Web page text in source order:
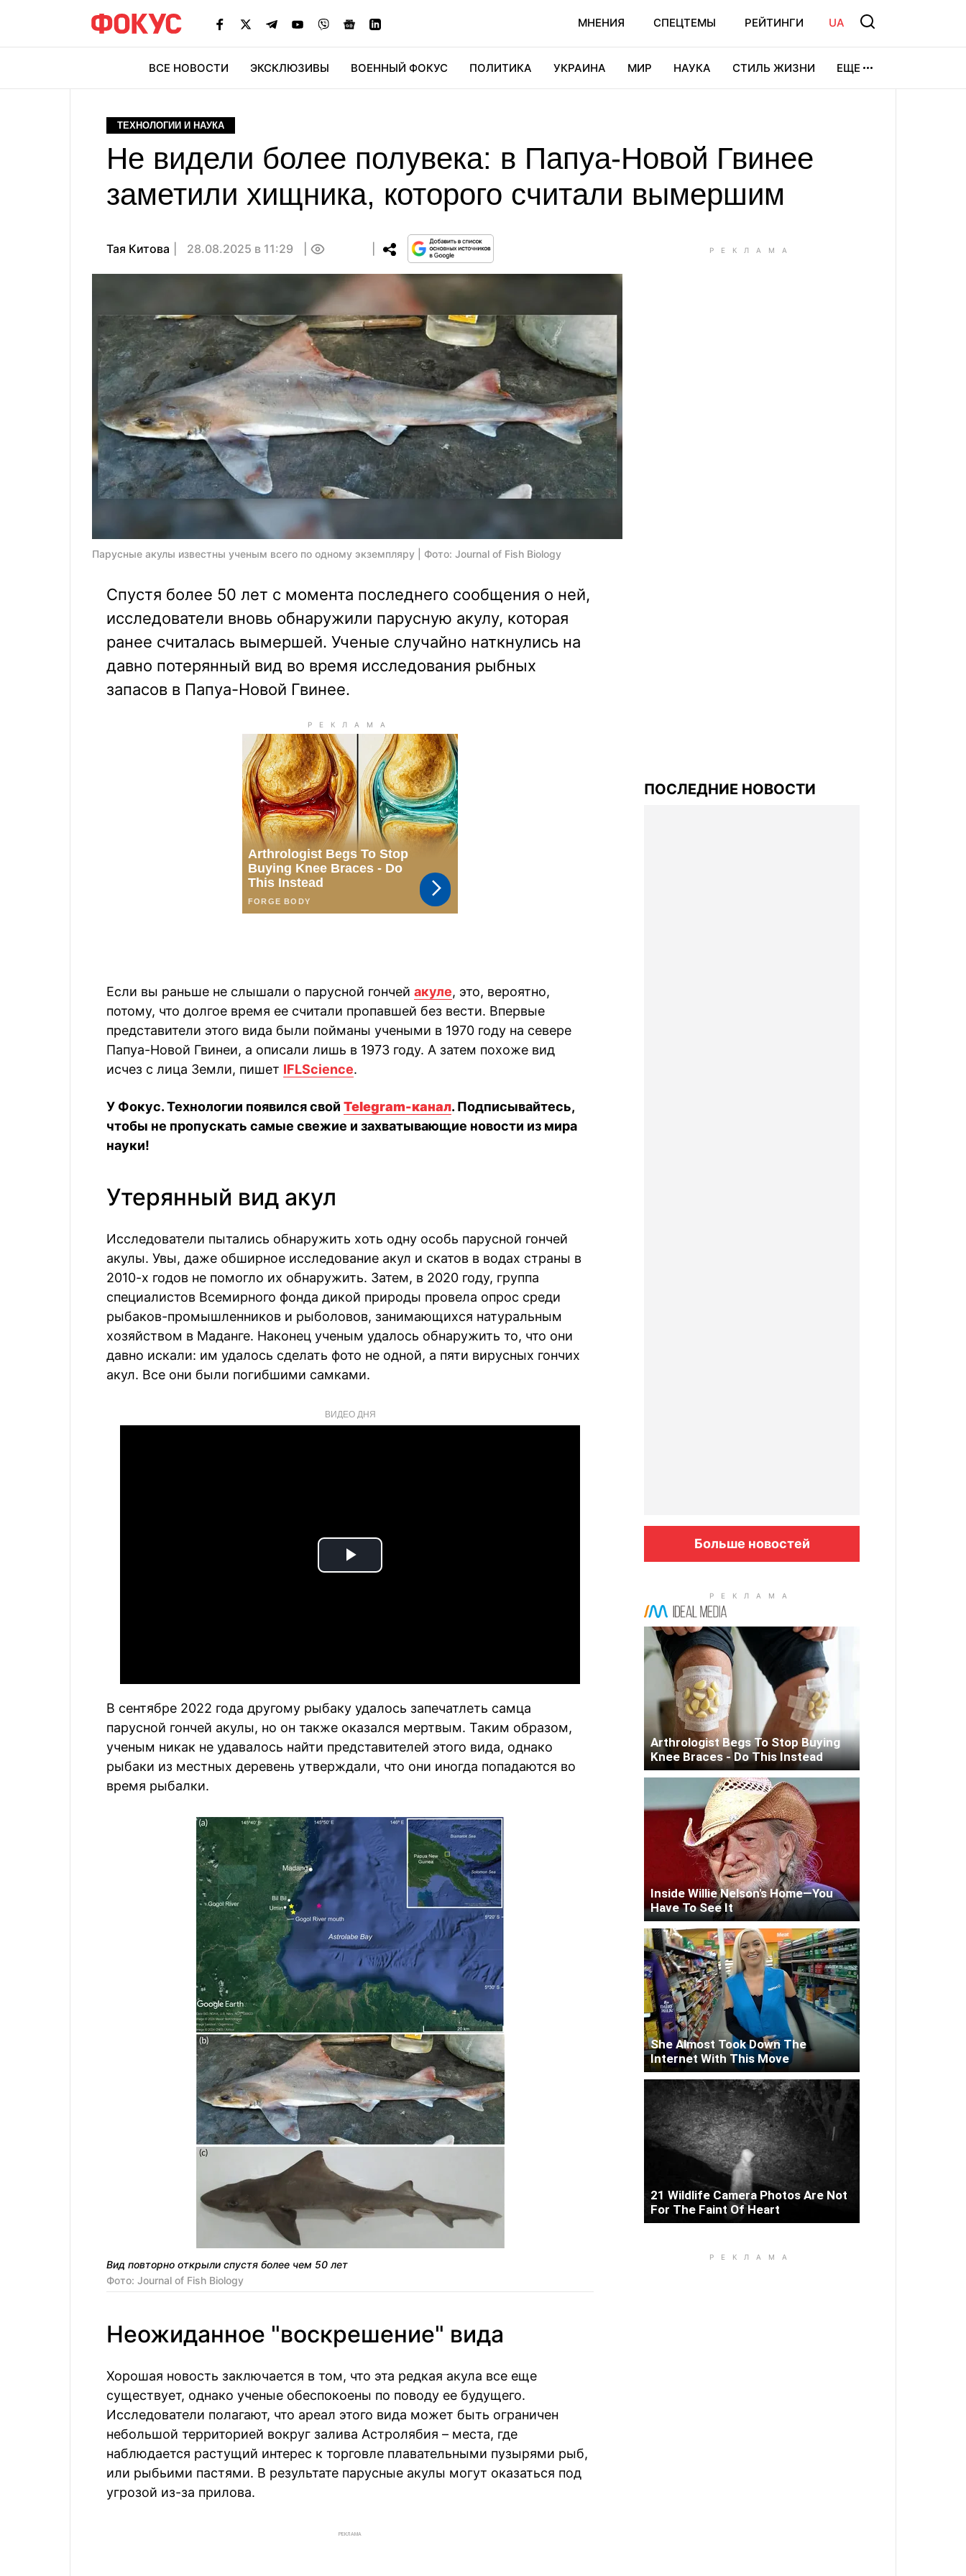
МНЕНИЯ СПЕЦТЕМЫ РЕЙТИНГИ UA
ВСЕ НОВОСТИ ЭКСКЛЮЗИВЫ ВОЕННЫЙ ФОКУС ПОЛИТИКА УКРАИНА МИР НАУКА СТИЛЬ ЖИЗНИ ЕЩЕ
ТЕХНОЛОГИИ И НАУКА
Не видели более полувека: в Папуа-Новой Гвинее
заметили хищника, которого считали вымершим
Тая Китова 28.08.2025 в 11:29
Парусные акулы известны ученым всего по одному экземпляру | Фото: Journal of Fish Biology
Спустя более 50 лет с момента последнего сообщения о ней,
исследователи вновь обнаружили парусную акулу, которая
ранее считалась вымершей. Ученые случайно наткнулись на
давно потерянный вид во время исследования рыбных
запасов в Папуа-Новой Гвинее.
Если вы раньше не слышали о парусной гончей акуле, это, вероятно,
потому, что долгое время ее считали пропавшей без вести. Впервые
представители этого вида были пойманы учеными в 1970 году на севере
Папуа-Новой Гвинеи, а описали лишь в 1973 году. А затем похоже вид
исчез с лица Земли, пишет IFLScience.
У Фокус. Технологии появился свой Telegram-канал. Подписывайтесь,
чтобы не пропускать самые свежие и захватывающие новости из мира
науки!
Утерянный вид акул
Исследователи пытались обнаружить хоть одну особь парусной гончей
акулы. Увы, даже обширное исследование акул и скатов в водах страны в
2010-х годов не помогло их обнаружить. Затем, в 2020 году, группа
специалистов Всемирного фонда дикой природы провела опрос среди
рыбаков-промышленников и рыболовов, занимающихся натуральным
хозяйством в Маданге. Наконец ученым удалось обнаружить то, что они
давно искали: им удалось сделать фото не одной, а пяти вирусных гончих
акул. Все они были погибшими самками.
ВИДЕО ДНЯ
Play
В сентябре 2022 года другому рыбаку удалось запечатлеть самца
парусной гончей акулы, но он также оказался мертвым. Таким образом,
ученым никак не удавалось найти представителей этого вида, однако
рыбаки из местных деревень утверждали, что они иногда попадаются во
время рыбалки.
Вид повторно открыли спустя более чем 50 лет
Фото: Journal of Fish Biology
Неожиданное "воскрешение" вида
Хорошая новость заключается в том, что эта редкая акула все еще
существует, однако ученые обеспокоены по поводу ее будущего.
Исследователи полагают, что ареал этого вида может быть ограничен
небольшой территорией вокруг залива Астролябия – места, где
наблюдается растущий интерес к торговле плавательными пузырями рыб,
или рыбьими пастями. В результате парусные акулы могут оказаться под
угрозой из-за прилова.
РЕКЛАМА
ПОСЛЕДНИЕ НОВОСТИ
Больше новостей